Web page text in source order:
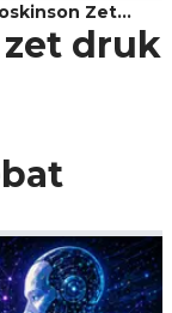
Zet
Én
zet druk